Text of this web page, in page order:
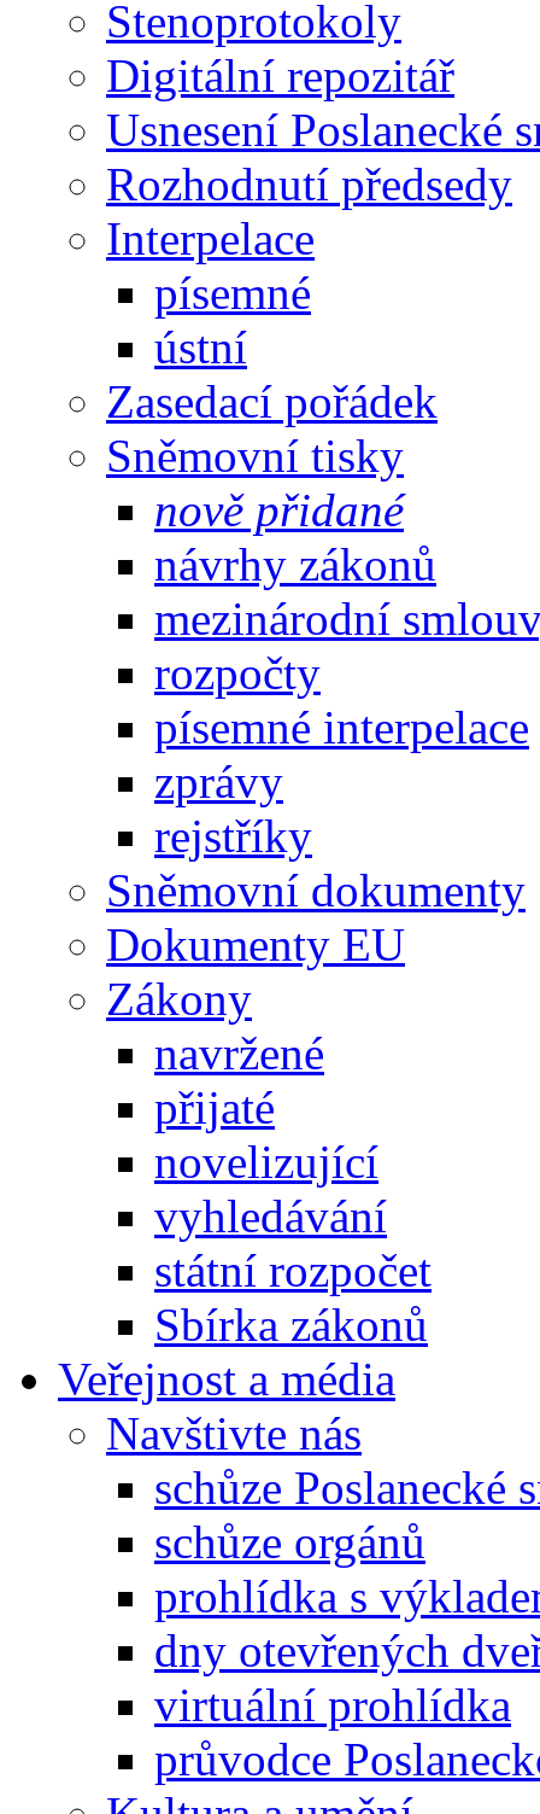
Stenoprotokoly
Digitální repozitář
Usnesení Poslanecké
Rozhodnutí předsedy
Interpelace
písemné
ústní
Zasedací pořádek
Sněmovní tisky
nově přidané
návrhy zákonů
mezinárodní
rozpočty
písemné interpelace
zprávy
rejstříky
Sněmovní dokumenty
Dokumenty EU
Zákony
navržené
přijaté
novelizující
vyhledávání
státní rozpočet
Sbírka zákonů
Veřejnost a média
Navštivte nás
schůze Poslanecké
schůze orgánů
prohlídka s
dny otevřených
virtuální prohlídka
průvodce